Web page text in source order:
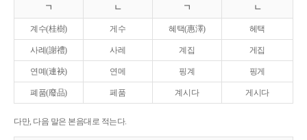
ㄱ ㄴ ㄱ ㄴ
계수(桂樹) 게수 혜택(惠澤) 헤택
사례(謝禮) 사레 계집 게집
연몌(連袂) 연메 핑계 핑게
폐품(廢品) 페품 계시다 게시다
다만, 다음 말은 본음대로 적는다.